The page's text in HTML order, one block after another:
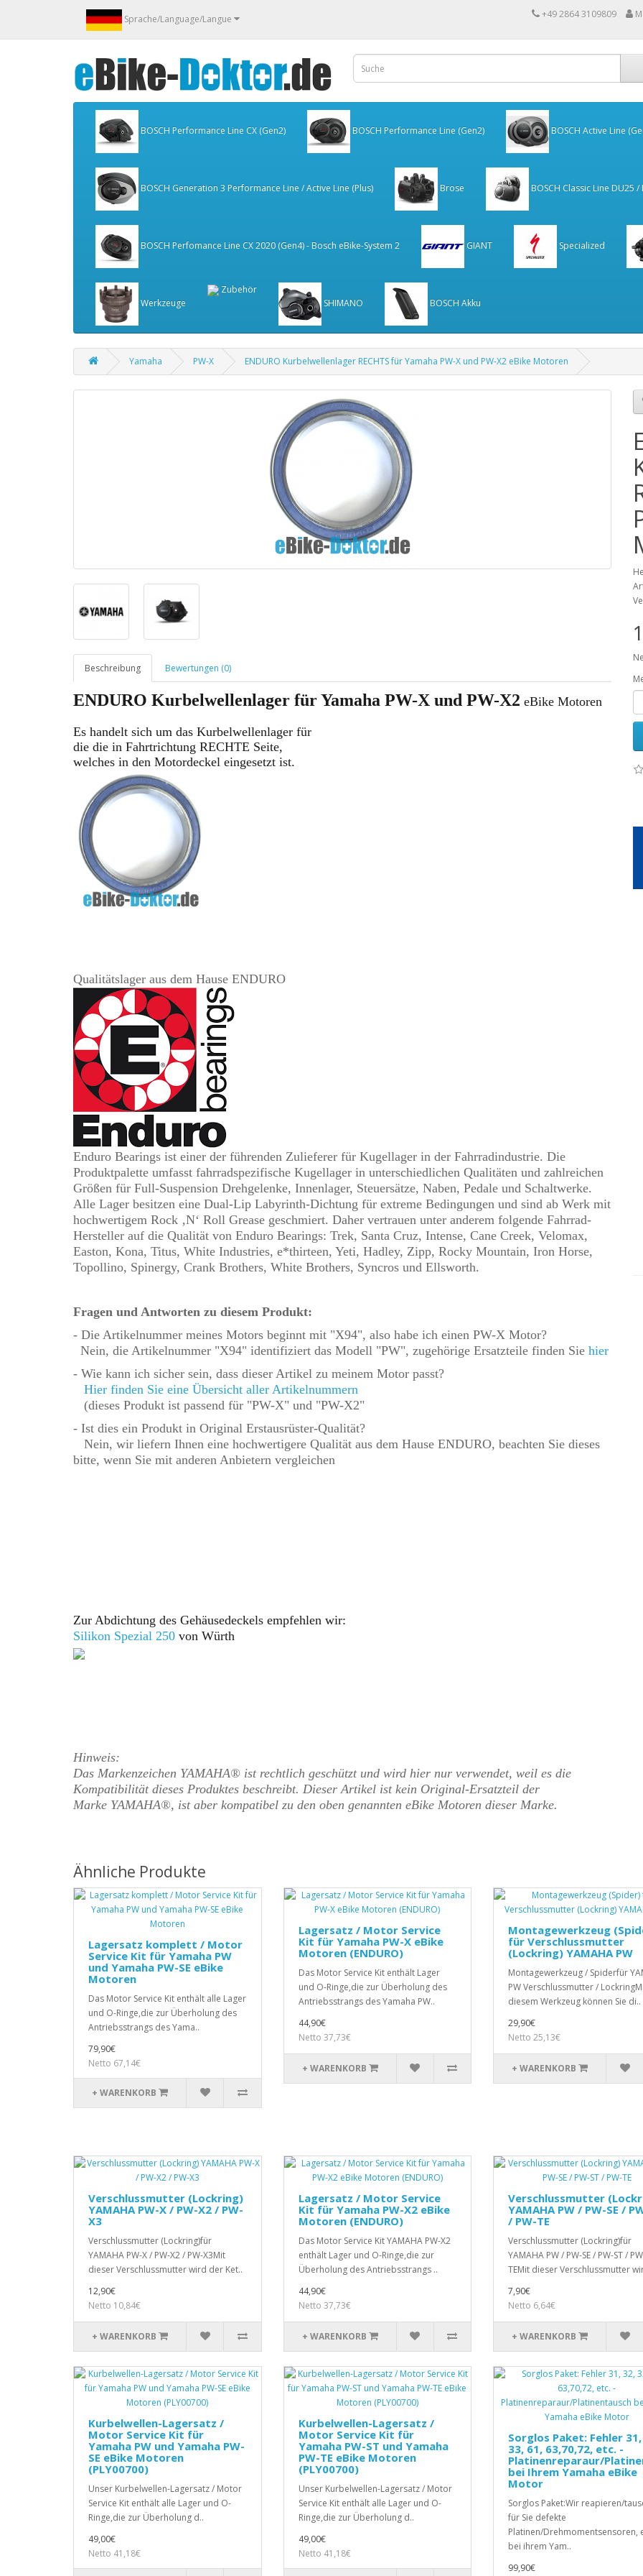
Sprache/Language/Langue +49 2864 3109809
BOSCH Performance Line CX (Gen2) BOSCH Performance Line (Gen2) BOSCH Active Line
BOSCH Generation 3 Performance Line / Active Line (Plus) Brose BOSCH Classic Line DU25 /
BOSCH Perfomance Line CX 2020 (Gen4) - Bosch eBike-System 2 GIANT Specialized
Werkzeuge
Zubehör
SHIMANO
BOSCH Akku
Yamaha PW-X ENDURO Kurbelwellenlager RECHTS für Yamaha PW-X und PW-X2 eBike Motoren
Beschreibung Bewertungen (0)
ENDURO Kurbelwellenlager für Yamaha PW-X und PW-X2 eBike Motoren
Es handelt sich um das Kurbelwellenlager für
die die in Fahrtrichtung RECHTE Seite,
welches in den Motordeckel eingesetzt ist.
Qualitätslager aus dem Hause ENDURO
Enduro Bearings ist einer der führenden Zulieferer für Kugellager in der Fahrradindustrie. Die
Produktpalette umfasst fahrradspezifische Kugellager in unterschiedlichen Qualitäten und zahlreichen
Größen für Full-Suspension Drehgelenke, Innenlager, Steuersätze, Naben, Pedale und Schaltwerke.
Alle Lager besitzen eine Dual-Lip Labyrinth-Dichtung für extreme Bedingungen und sind ab Werk mit
hochwertigem Rock ‚N‘ Roll Grease geschmiert. Daher vertrauen unter anderem folgende Fahrrad-
Hersteller auf die Qualität von Enduro Bearings: Trek, Santa Cruz, Intense, Cane Creek, Velomax,
Easton, Kona, Titus, White Industries, e*thirteen, Yeti, Hadley, Zipp, Rocky Mountain, Iron Horse,
Topollino, Spinergy, Crank Brothers, White Brothers, Syncros und Ellsworth.
Fragen und Antworten zu diesem Produkt:
- Die Artikelnummer meines Motors beginnt mit "X94", also habe ich einen PW-X Motor?
Nein, die Artikelnummer "X94" identifiziert das Modell "PW", zugehörige Ersatzteile finden Sie hier
- Wie kann ich sicher sein, dass dieser Artikel zu meinem Motor passt?
Hier finden Sie eine Übersicht aller Artikelnummern
(dieses Produkt ist passend für "PW-X" und "PW-X2"
- Ist dies ein Produkt in Original Erstausrüster-Qualität?
Nein, wir liefern Ihnen eine hochwertigere Qualität aus dem Hause ENDURO, beachten Sie dieses
bitte, wenn Sie mit anderen Anbietern vergleichen
Zur Abdichtung des Gehäusedeckels empfehlen wir:
Silikon Spezial 250 von Würth
Hinweis:
Das Markenzeichen YAMAHA® ist rechtlich geschützt und wird hier nur verwendet, weil es die
Kompatibilität dieses Produktes beschreibt. Dieser Artikel ist kein Original-Ersatzteil der
Marke YAMAHA®, ist aber kompatibel zu den oben genannten eBike Motoren dieser Marke.
Ähnliche Produkte
Lagersatz komplett / Motor
Service Kit für Yamaha PW
und Yamaha PW-SE eBike
Motoren
Das Motor Service Kit enthält alle Lager
und O-Ringe,die zur Überholung des
Antriebsstrangs des Yama..
79,90€
Netto 67,14€
+ WARENKORB
Lagersatz / Motor Service
Kit für Yamaha PW-X eBike
Motoren (ENDURO)
Das Motor Service Kit enthält Lager
und O-Ringe,die zur Überholung des
Antriebsstrangs des Yamaha PW..
44,90€
Netto 37,73€
+ WARENKORB
Montagewerkzeug
für Verschlussmutter
(Lockring) YAMAHA PW
Montagewerkzeug / Spiderfür
PW Verschlussmutter /
diesem Werkzeug können Sie di..
29,90€
Netto 25,13€
+ WARENKORB
Verschlussmutter (Lockring)
YAMAHA PW-X / PW-X2 / PW-
X3
Verschlussmutter (Lockring)für
YAMAHA PW-X / PW-X2 / PW-X3Mit
dieser Verschlussmutter wird der Ket..
12,90€
Netto 10,84€
+ WARENKORB
Lagersatz / Motor Service
Kit für Yamaha PW-X2 eBike
Motoren (ENDURO)
Das Motor Service Kit YAMAHA PW-X2
enthält Lager und O-Ringe,die zur
Überholung des Antriebsstrangs ..
44,90€
Netto 37,73€
+ WARENKORB
Verschlussmutter
YAMAHA PW / PW-SE /
/ PW-TE
Verschlussmutter (Lockring)für
YAMAHA PW / PW-SE / PW-ST /
TEMit dieser Verschlussmutter
7,90€
Netto 6,64€
+ WARENKORB
Kurbelwellen-Lagersatz /
Motor Service Kit für
Yamaha PW und Yamaha PW-
SE eBike Motoren
(PLY00700)
Unser Kurbelwellen-Lagersatz / Motor
Service Kit enthält alle Lager und O-
Ringe,die zur Überholung d..
49,00€
Netto 41,18€
Kurbelwellen-Lagersatz /
Motor Service Kit für
Yamaha PW-ST und Yamaha
PW-TE eBike Motoren
(PLY00700)
Unser Kurbelwellen-Lagersatz / Motor
Service Kit enthält alle Lager und O-
Ringe,die zur Überholung d..
49,00€
Netto 41,18€
Sorglos Paket: Fehler
33, 61, 63,70,72, etc. -
Platinenreparaur/
bei Ihrem Yamaha eBike
Motor
Sorglos Paket:Wir reapieren/
für Sie defekte
Platinen/Drehmomentsensoren,
bei ihrem Yam..
99,90€